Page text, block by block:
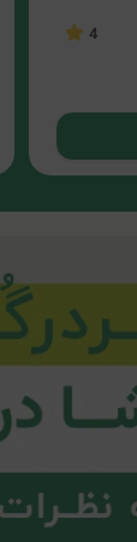
4